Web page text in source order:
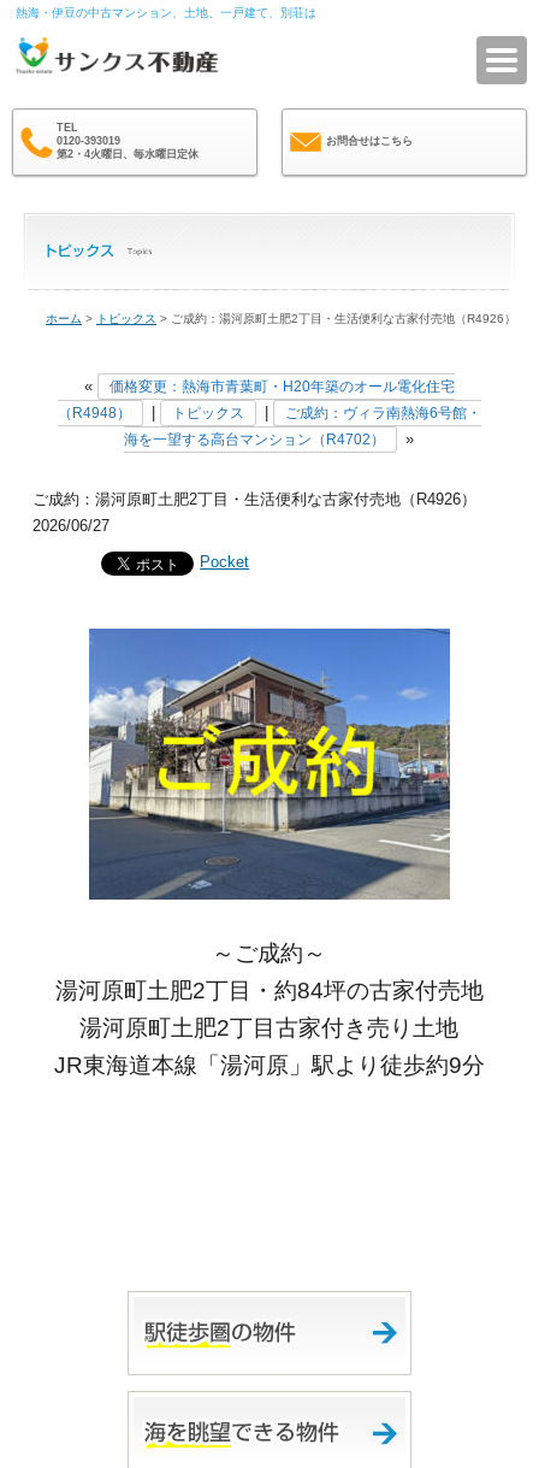
熱海・伊豆の中古マンション、土地、一戸建て、別荘は
TEL
0120-393019
第2・4火曜日、毎水曜日定休
お問合せはこちら
ホーム > トピックス > ご成約：湯河原町土肥2丁目・生活便利な古家付売地（R4926）
«
価格変更：熱海市青葉町・H20年築のオール電化住宅
（R4948）
トピックス
ご成約：ヴィラ南熱海6号館・
海を一望する高台マンション（R4702）
»
ご成約：湯河原町土肥2丁目・生活便利な古家付売地（R4926）
2026/06/27
Pocket
～ご成約～
湯河原町土肥2丁目・約84坪の古家付売地
湯河原町土肥2丁目古家付き売り土地
JR東海道本線「湯河原」駅より徒歩約9分